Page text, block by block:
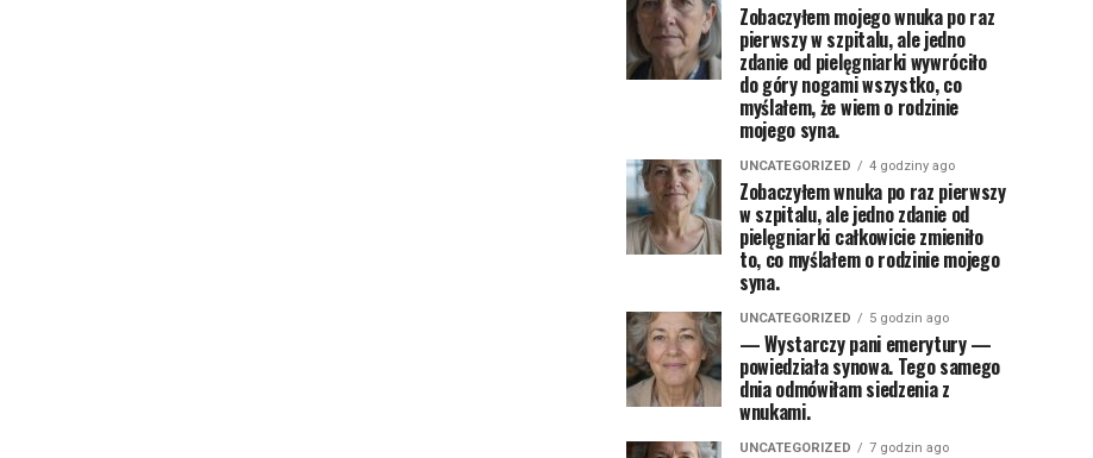
Zobaczyłem mojego wnuka po raz
pierwszy w szpitalu, ale jedno
zdanie od pielęgniarki wywróciło
do góry nogami wszystko, co
myślałem, że wiem o rodzinie
mojego syna.
UNCATEGORIZED 4 godziny ago
Zobaczyłem wnuka po raz pierwszy
w szpitalu, ale jedno zdanie od
pielęgniarki całkowicie zmieniło
to, co myślałem o rodzinie mojego
syna.
UNCATEGORIZED 5 godzin ago
— Wystarczy pani emerytury —
powiedziała synowa. Tego samego
dnia odmówiłam siedzenia z
wnukami.
UNCATEGORIZED 7 godzin ago